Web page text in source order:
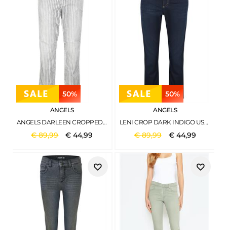
50%
ANGELS
ANGELS DARLEEN CROPPED - CROPPED JEANS GRAU
€89,99 €44,99
50%
ANGELS
LENI CROP DARK INDIGO USED
€89,99 € 44,99